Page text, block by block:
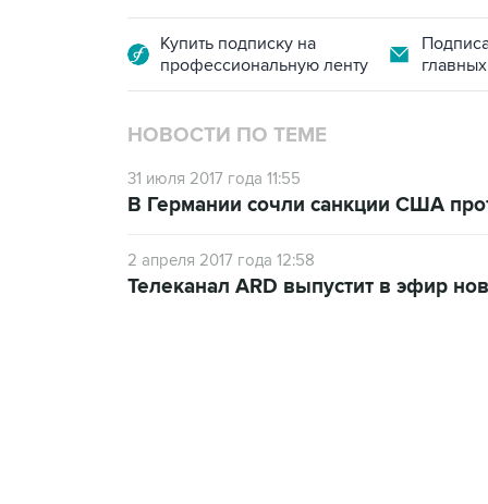
Купить подписку на
профессиональную ленту
НОВОСТИ ПО ТЕМЕ
31 июля 2017 года 11:55
В Германии сочли санкции CША
2 апреля 2017 года 12:58
Телеканал ARD выпустит в эфир